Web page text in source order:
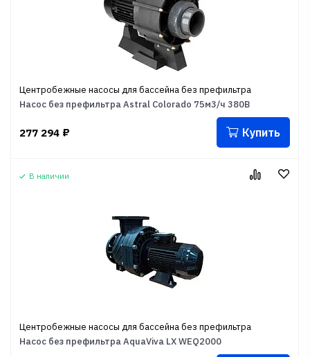
Центробежные насосы для бассейна без префильтра
Насос без префильтра Astral Colorado 75м3/ч 380В
277 294 ₽ Купить
В наличии
Центробежные насосы для бассейна без префильтра
Насос без префильтра AquaViva LX WEQ2000